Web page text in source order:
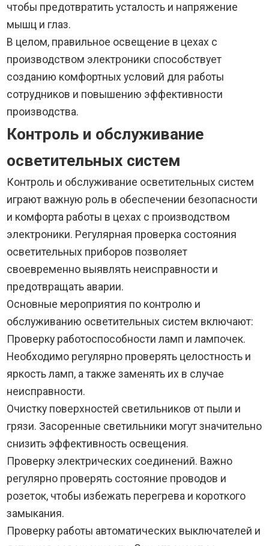
чтобы предотвратить усталость и напряжение
мышц и глаз.
В целом, правильное освещение в цехах с
производством электроники способствует
созданию комфортных условий для работы
сотрудников и повышению эффективности
производства.
Контроль и обслуживание
осветительных систем
Контроль и обслуживание осветительных систем
играют важную роль в обеспечении безопасности
и комфорта работы в цехах с производством
электроники. Регулярная проверка состояния
осветительных приборов позволяет
своевременно выявлять неисправности и
предотвращать аварии.
Основные мероприятия по контролю и
обслуживанию осветительных систем включают:
Проверку работоспособности ламп и лампочек.
Необходимо регулярно проверять целостность и
яркость ламп, а также заменять их в случае
неисправности.
Очистку поверхностей светильников от пыли и
грязи. Засоренные светильники могут значительно
снизить эффективность освещения.
Проверку электрических соединений. Важно
регулярно проверять состояние проводов и
розеток, чтобы избежать перегрева и короткого
замыкания.
Проверку работы автоматических выключателей и